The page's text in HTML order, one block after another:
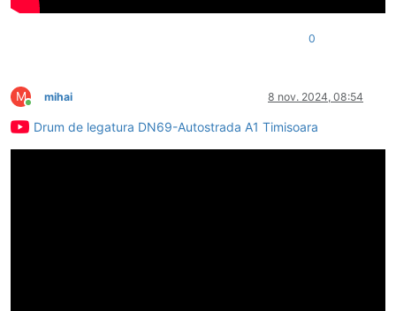
0
M
Conectat
mihai 8 nov. 2024, 08:54
Drum de legatura DN69-Autostrada A1 Timisoara